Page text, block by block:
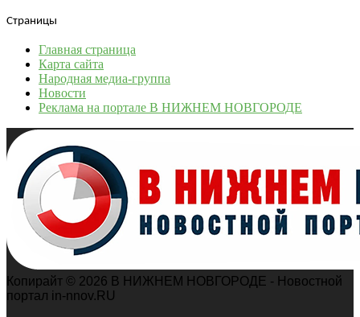
Страницы
Главная страница
Карта сайта
Народная медиа-группа
Новости
Реклама на портале В НИЖНЕМ НОВГОРОДЕ
Копирайт © 2026 В НИЖНЕМ НОВГОРОДЕ - Новостной
портал in-nnov.RU